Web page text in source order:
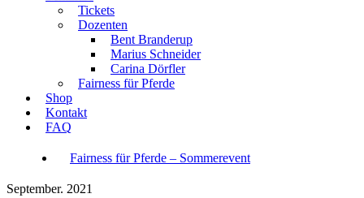
Tickets
Dozenten
Bent Branderup
Marius Schneider
Carina Dörfler
Fairness für Pferde
Shop
Kontakt
FAQ
Fairness für Pferde – Sommerevent
September. 2021